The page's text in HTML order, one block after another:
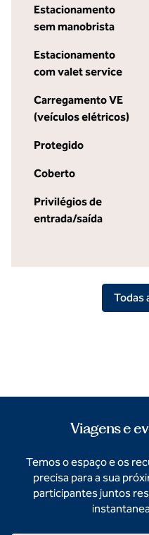
Estacionamento
sem manobrista
Estacionamento
com valet service
Carregamento VE
(veículos elétricos)
Protegido
Coberto
Privilégios de
entrada/saída
Todas
Viagens e
Temos o espaço e os
precisa para a sua
participantes juntos